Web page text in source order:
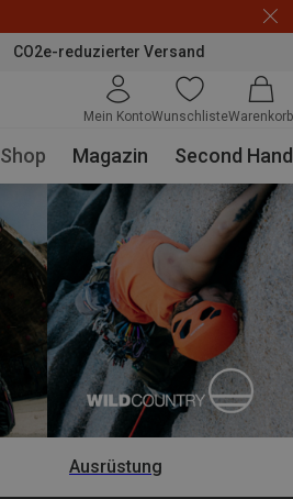
CO2e-reduzierter Versand
Mein KontoWunschlisteWarenkorb
Shop Magazin Second Hand
Ausrüstung